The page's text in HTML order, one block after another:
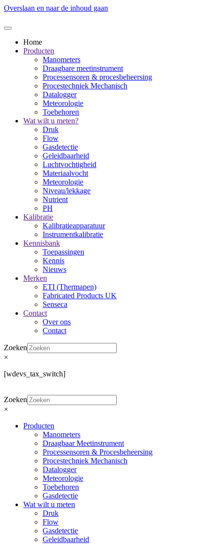
Overslaan en naar de inhoud gaan
Home
Producten
Manometers
Draagbare meetinstrument
Processensoren & procesbeheersing
Procestechniek Mechanisch
Datalogger
Meteorologie
Toebehoren
Wat wilt u meten?
Druk
Flow
Gasdetectie
Geleidbaarheid
Luchtvochtigheid
Materiaalvocht
Meteorologie
Niveau/lekkage
Nutrient
PH
Kalibratie
Kalibratieapparatuur
Instrumentkalibratie
Kennisbank
Toepassingen
Kennis
Nieuws
Merken
ETI (Thermapen)
Fabricated Products UK
Senseca
Contact
Over ons
Contact
Zoeken
×
[wdevs_tax_switch]
Zoeken
×
Producten
Manometers
Draagbaar Meetinstrument
Processensoren & Procesbeheersing
Procestechniek Mechanisch
Datalogger
Meteorologie
Toebehoren
Gasdetectie
Wat wilt u meten
Druk
Flow
Gasdetectie
Geleidbaarheid